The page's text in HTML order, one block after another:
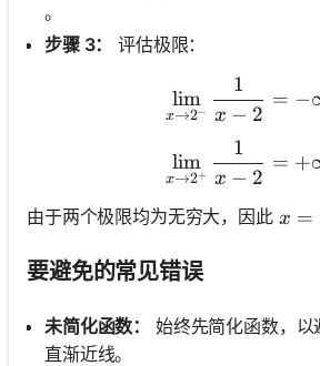
。
步骤 3：
评估极限：
x→2−
lim
x − 2
1
= −
x→2+
lim
x − 2
1
= +
由于两个极限均为无穷大，因此 x =
x =
要避免的常见错误
未简化函数：
始终先简化函数，
直渐近线。